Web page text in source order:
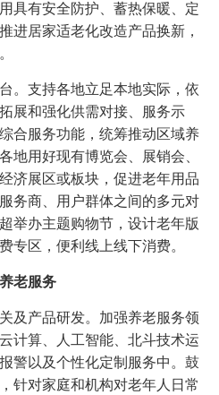
具有安全防护、蓄热保暖、定
进居家适老化改造产品换新，
。支持各地立足本地实际，依
展和强化供需对接、服务示
合服务功能，统筹推动区域养
地用好现有博览会、展销会、
济展区或板块，促进老年用品
务商、用户群体之间的多元对
举办主题购物节，设计老年版
专区，便利线上线下消费。
老服务
及产品研发。加强养老服务领
计算、人工智能、北斗技术运
警以及个性化定制服务中。鼓
针对家庭和机构对老年人日常